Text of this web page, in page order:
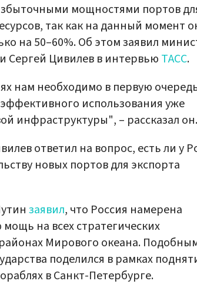
мощностями портов
так как на данный момент
на 50–60%. Об этом заявил
Сергей Цивилев в интервью ТАСС.
нам необходимо в первую
использования уже
инфраструктуры", – рассказал он.
ответил на вопрос, есть ли у
новых портов для экспорта
заявил, что Россия намерена
на всех стратегических
Мирового океана.
поделился в рамках
в Санкт-Петербурге.